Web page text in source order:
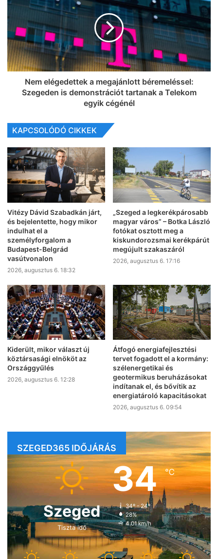
Nem elégedettek a megajánlott béremeléssel:
Szegeden is demonstrációt tartanak a Telekom
egyik cégénél
KAPCSOLÓDÓ CIKKEK
Vitézy Dávid Szabadkán járt,
és bejelentette, hogy mikor
indulhat el a
személyforgalom a
Budapest-Belgrád
vasútvonalon
2026, augusztus 6. 18:32
„Szeged a legkerékpárosabb
magyar város” – Botka László
fotókat osztott meg a
kiskundorozsmai kerékpárút
megújult szakaszáról
2026, augusztus 6. 17:16
Kiderült, mikor választ új
köztársasági elnököt az
Országgyűlés
2026, augusztus 6. 12:28
Átfogó energiafejlesztési
tervet fogadott el a kormány:
szélenergetikai és
geotermikus beruházásokat
indítanak el, és bővítik az
energiatároló kapacitásokat
2026, augusztus 6. 09:54
SZEGED365 IDŐJÁRÁS
Szeged
Tiszta idő
34℃
34º - 24º
28%
4.01 km/h